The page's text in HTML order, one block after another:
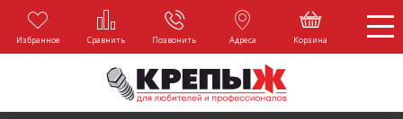
Избранное Сравнить Позвонить Адреса Корзина